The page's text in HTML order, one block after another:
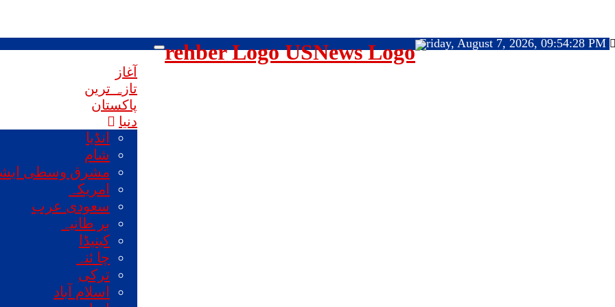
Friday, August 7, 2026, 09:54:29 PM
rehber Logo
Toggle
آغاز
تازہ ترین
پاکستان
دنیا
انڈیا
شام
مشرق وسطی
امریکہ
سعودی عرب
بر طانیہ
کینیڈا
چا ئنہ
ترکی
اسلام آباد